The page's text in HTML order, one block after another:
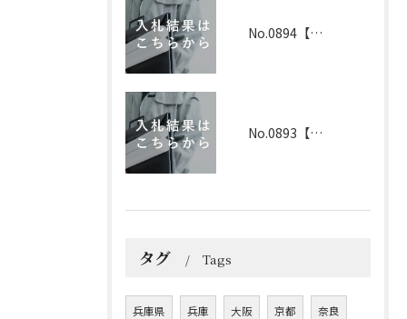
No.0894【兵庫】2026年3月19日 入札結果
No.0893【兵庫】2026年3月25日 入札結果
タグ Tags
兵庫県 兵庫 大阪 京都 奈良